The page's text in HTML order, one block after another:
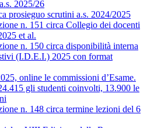
2025/26
prosieguo scrutini a.s. 2024/2025
n. 151 circa Collegio dei docenti
et al.
n. 150 circa disponibilità interna
(I.D.E.I.) 2025 con format
online le commissioni d’Esame.
gli studenti coinvolti, 13.900 le
n. 148 circa termine lezioni del 6